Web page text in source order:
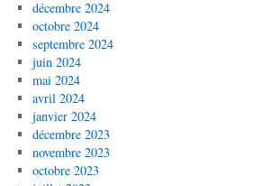
décembre 2024
octobre 2024
septembre 2024
juin 2024
mai 2024
avril 2024
janvier 2024
décembre 2023
novembre 2023
octobre 2023